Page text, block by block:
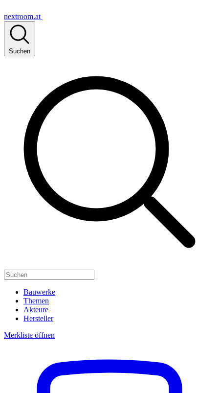
nextroom.at
Suchen
Bauwerke
Themen
Akteure
Hersteller
Merkliste öffnen